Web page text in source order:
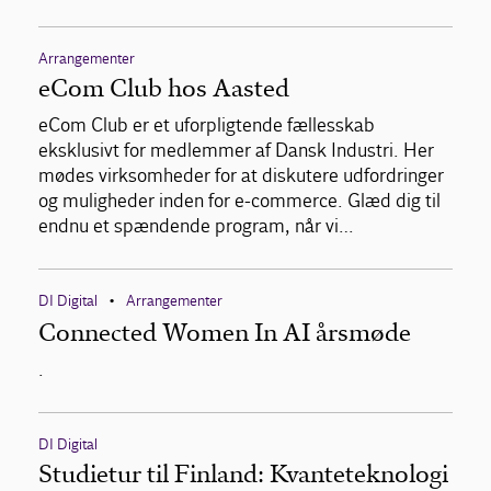
Arrangementer
eCom Club hos Aasted
eCom Club er et uforpligtende fællesskab
eksklusivt for medlemmer af Dansk Industri. Her
mødes virksomheder for at diskutere udfordringer
og muligheder inden for e-commerce. Glæd dig til
endnu et spændende program, når vi…
DI Digital • Arrangementer
Connected Women In AI årsmøde
.
DI Digital
Studietur til Finland: Kvanteteknologi